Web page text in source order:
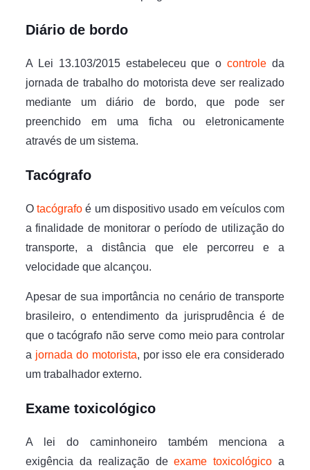
Diário de bordo
A Lei 13.103/2015 estabeleceu que o controle da
jornada de trabalho do motorista deve ser realizado
mediante um diário de bordo, que pode ser
preenchido em uma ficha ou eletronicamente
através de um sistema.
Tacógrafo
Otacógrafo é um dispositivo usado em veículos com
a finalidade de monitorar o período de utilização do
transporte, a distância que ele percorreu e a
velocidade que alcançou.
Apesar de sua importância no cenário de transporte
brasileiro, o entendimento da jurisprudência é de
que o tacógrafo não serve como meio para controlar
a jornada do motorista, por isso ele era considerado
um trabalhador externo.
Exame toxicológico
A lei do caminhoneiro também menciona a
exigência da realização deexame toxicológico a